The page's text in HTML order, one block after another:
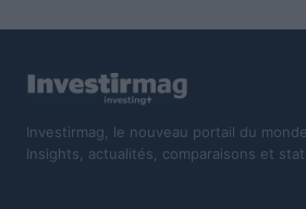
Investirmag, le nouveau portail du
Insights, actualités, comparaisons et